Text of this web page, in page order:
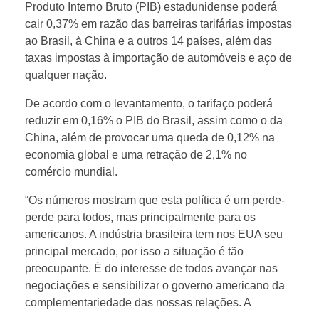
e
s
t
a
d
o
m
a
Produto Interno Bruto (PIB) estadunidense poderá
cair 0,37% em razão das barreiras tarifárias impostas
ao Brasil, à China e a outros 14 países, além das
taxas impostas à importação de automóveis e aço de
qualquer nação.
De acordo com o levantamento, o tarifaço poderá
reduzir em 0,16% o PIB do Brasil, assim como o da
China, além de provocar uma queda de 0,12% na
economia global e uma retração de 2,1% no
comércio mundial.
“Os números mostram que esta política é um perde-
perde para todos, mas principalmente para os
americanos. A indústria brasileira tem nos EUA seu
principal mercado, por isso a situação é tão
preocupante. É do interesse de todos avançar nas
negociações e sensibilizar o governo americano da
complementariedade das nossas relações. A